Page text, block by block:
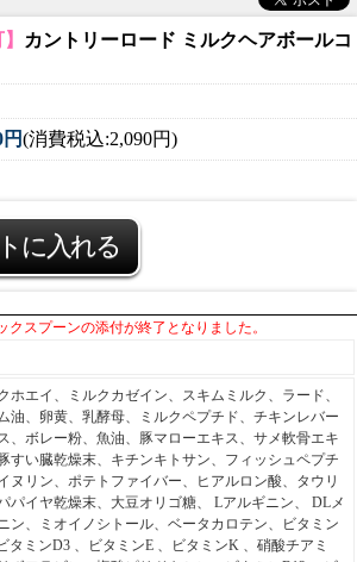
カントリーロード ミルクヘアボールコ
(消費税込:2,090円)
スプーンの添付が終了となりました。
ホエイ、ミルクカゼイン、スキムミルク、ラード、
油、卵黄、乳酵母、ミルクペプチド、チキンレバー
、ボレー粉、魚油、豚マローエキス、サメ軟骨エキ
すい臓乾燥末、キチンキトサン、フィッシュペプチ
ヌリン、ポテトファイバー、ヒアルロン酸、タウリ
パイヤ乾燥末、大豆オリゴ糖、 Lアルギニン、 DLメ
ン、ミオイノシトール、ベータカロテン、ビタミン
タミンD3 、ビタミンE 、ビタミンK 、硝酸チアミ